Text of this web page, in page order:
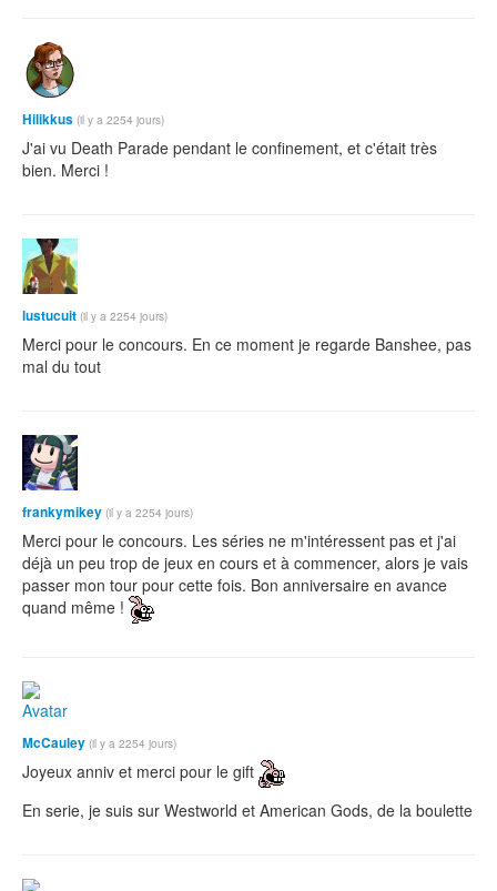
Hilikkus (il y a 2254 jours)
J'ai vu Death Parade pendant le confinement, et c'était très
bien. Merci !
lustucuit (il y a 2254 jours)
Merci pour le concours. En ce moment je regarde Banshee, pas
mal du tout
frankymikey (il y a 2254 jours)
Merci pour le concours. Les séries ne m'intéressent pas et j'ai
déjà un peu trop de jeux en cours et à commencer, alors je vais
passer mon tour pour cette fois. Bon anniversaire en avance
quand même !
McCauley (il y a 2254 jours)
Joyeux anniv et merci pour le gift
En serie, je suis sur Westworld et American Gods, de la boulette